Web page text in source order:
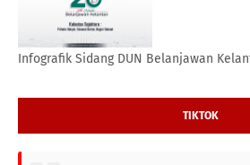
Infografik Sidang DUN Belanjawan
TIKTOK